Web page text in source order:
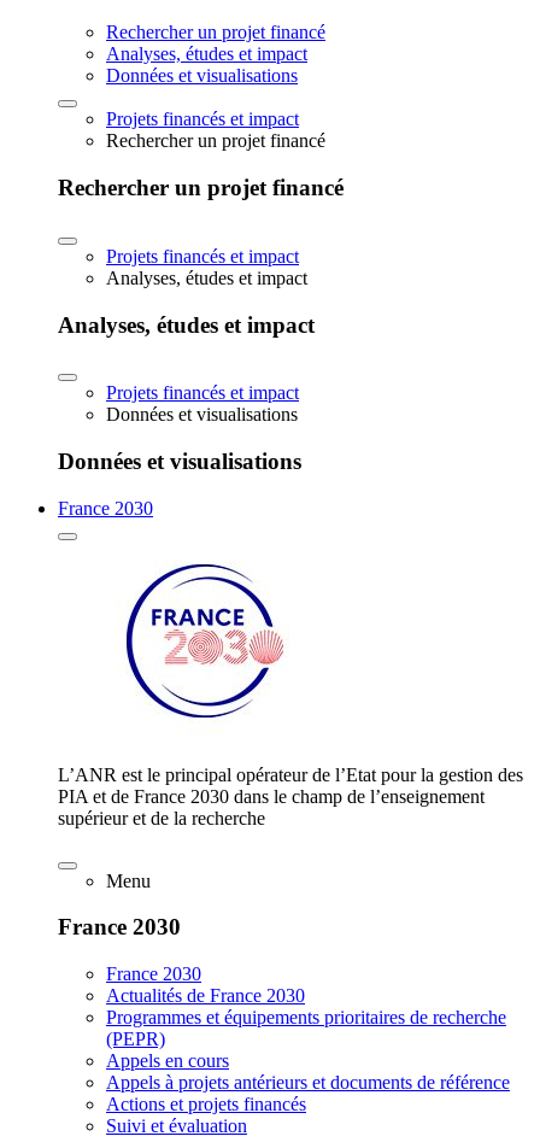
Rechercher un projet financé
Analyses, études et impact
Données et visualisations
Projets financés et impact
Rechercher un projet financé
Rechercher un projet financé
Projets financés et impact
Analyses, études et impact
Analyses, études et impact
Projets financés et impact
Données et visualisations
Données et visualisations
France 2030
L’ANR est le principal opérateur de l’Etat pour la gestion des
PIA et de France 2030 dans le champ de l’enseignement
supérieur et de la recherche
Menu
France 2030
France 2030
Actualités de France 2030
Programmes et équipements prioritaires de recherche
(PEPR)
Appels en cours
Appels à projets antérieurs et documents de référence
Actions et projets financés
Suivi et évaluation